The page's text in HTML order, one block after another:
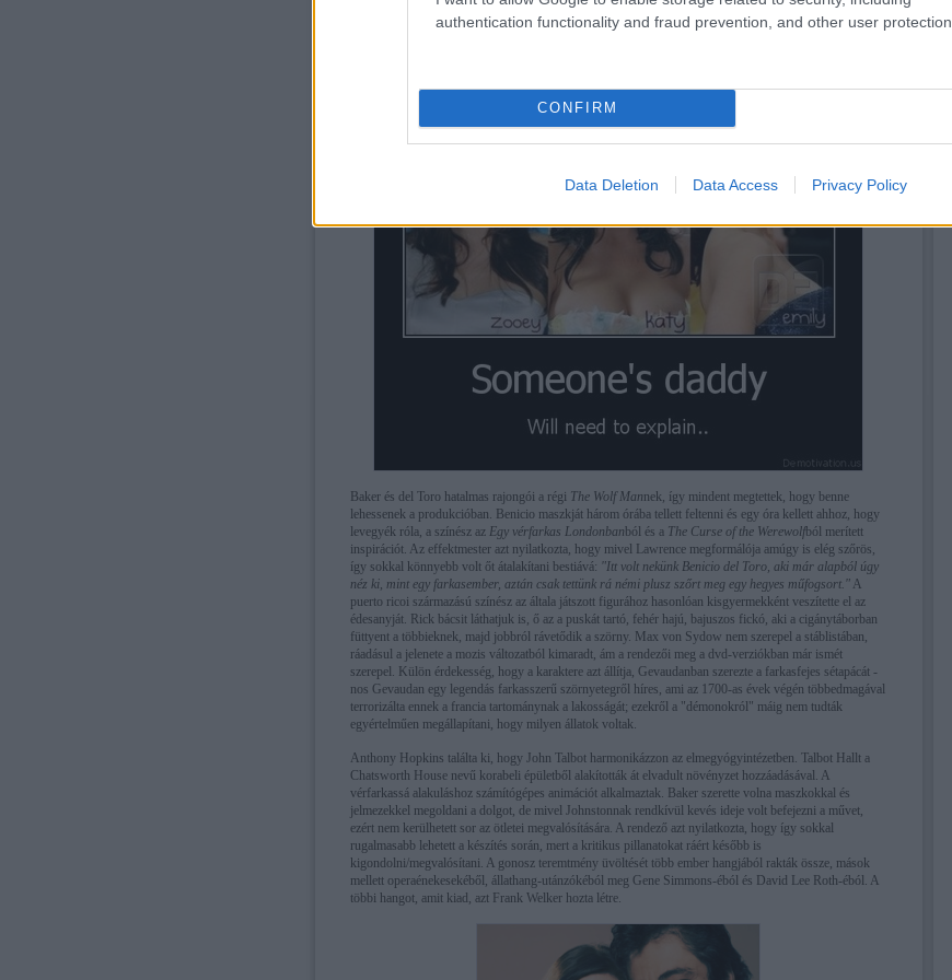
authentication functionality and fraud prevention, and other user protection.
CONFIRM
Data Deletion Data Access Privacy Policy
felvenni, így 2010 lett belőle.
Baker és del Toro hatalmas rajongói a régi The Wolf Mannek, így mindent megtettek, hogy benne
lehessenek a produkcióban. Benicio maszkját három órába tellett feltenni és egy óra kellett ahhoz, hogy
levegyék róla, a színész az Egy vérfarkas Londonban ból és a The Curse of the Werewolfból merített
inspirációt. Az effektmester azt nyilatkozta, hogy mivel Lawrence megformálója amúgy is elég szőrös,
így sokkal könnyebb volt őt átalakítani bestiává: "Itt volt nekünk Benicio del Toro, aki már alapból úgy
néz ki, mint egy farkasember, aztán csak tettünk rá némi plusz szőrt meg egy hegyes műfogsort." A
puerto ricoi származású színész az általa játszott figurához hasonlóan kisgyermekként veszítette el az
édesanyját. Rick bácsit láthatjuk is, ő az a puskát tartó, fehér hajú, bajuszos fickó, aki a cigánytáborban
füttyent a többieknek, majd jobbról rávetődik a szörny. Max von Sydow nem szerepel a stáblistában,
ráadásul a jelenete a mozis változatból kimaradt, ám a rendezői meg a dvd-verziókban már ismét
szerepel. Külön érdekesség, hogy a karaktere azt állítja, Gevaudanban szerezte a farkasfejes sétapácát -
nos Gevaudan egy legendás farkasszerű szörnyetegről híres, ami az 1700-as évek végén többedmagával
terrorizálta ennek a francia tartománynak a lakosságát; ezekről a "démonokról" máig nem tudták
egyértelműen megállapítani, hogy milyen állatok voltak.
Anthony Hopkins találta ki, hogy John Talbot harmonikázzon az elmegyógyintézetben. Talbot Hallt a
Chatsworth House nevű korabeli épületből alakították át elvadult növényzet hozzáadásával. A
vérfarkassá alakuláshoz számítógépes animációt alkalmaztak. Baker szerette volna maszkokkal és
jelmezekkel megoldani a dolgot, de mivel Johnstonnak rendkívül kevés ideje volt befejezni a művet,
ezért nem kerülhetett sor az ötletei megvalósítására. A rendező azt nyilatkozta, hogy így sokkal
rugalmasabb lehetett a készítés során, mert a kritikus pillanatokat ráért később is
kigondolni/megvalósítani. A gonosz teremtmény üvöltését több ember hangjából rakták össze, mások
mellett operaénekesekéből, állathang-utánzókéból meg Gene Simmons-éból és David Lee Roth-éból. A
többi hangot, amit kiad, azt Frank Welker hozta létre.